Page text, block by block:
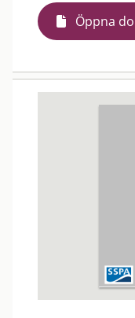
Öppna